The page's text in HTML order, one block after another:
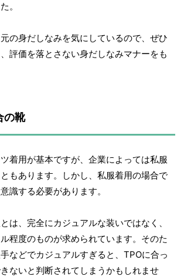
。
の身だしなみを気にしているので、ぜひ
評価を落とさない身だしなみマナーをも
の靴
着用が基本ですが、企業によっては私服
もあります。しかし、私服着用の場合で
識する必要があります。
は、完全にカジュアルな装いではなく、
程度のものが求められています。そのた
などでカジュアルすぎると、TPOに合っ
ないと判断されてしまうかもしれませ